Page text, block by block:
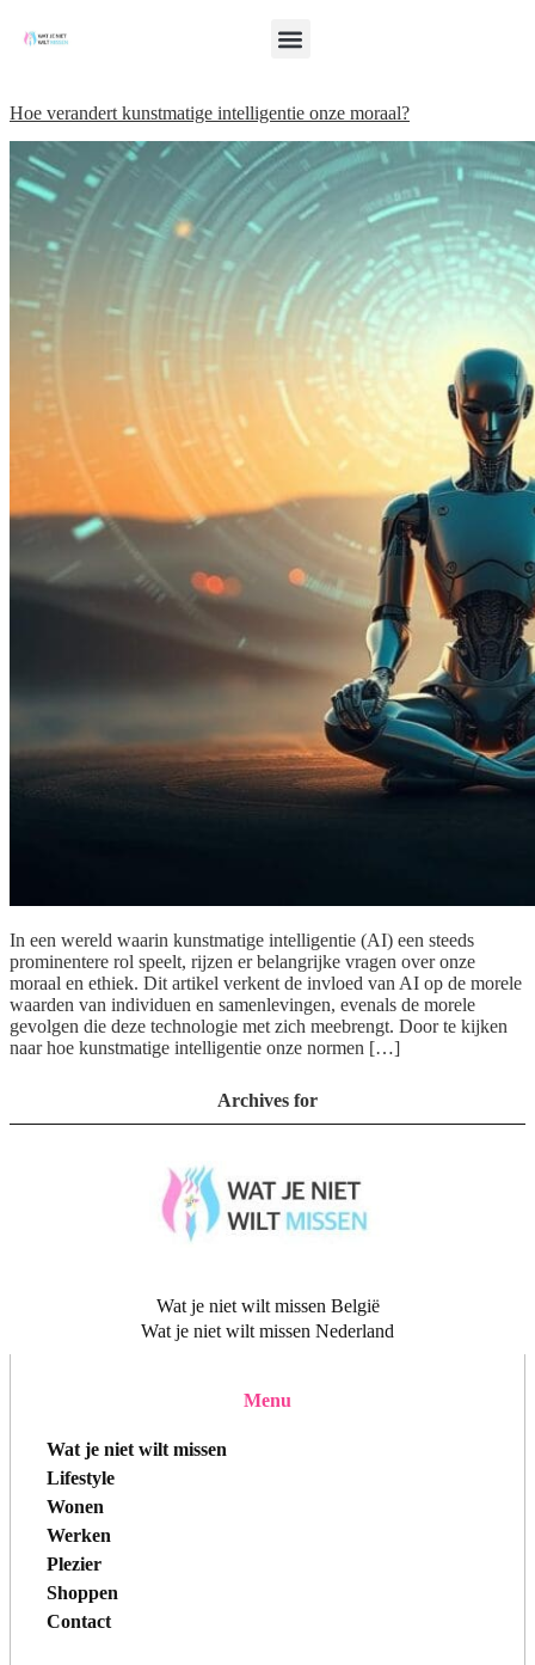
Hoe verandert kunstmatige intelligentie onze moraal?
In een wereld waarin kunstmatige intelligentie (AI) een steeds
prominentere rol speelt, rijzen er belangrijke vragen over onze
moraal en ethiek. Dit artikel verkent de invloed van AI op de morele
waarden van individuen en samenlevingen, evenals de morele
gevolgen die deze technologie met zich meebrengt. Door te kijken
naar hoe kunstmatige intelligentie onze normen […]
Archives for
Wat je niet wilt missen België
Wat je niet wilt missen Nederland
Menu
Wat je niet wilt missen
Lifestyle
Wonen
Werken
Plezier
Shoppen
Contact